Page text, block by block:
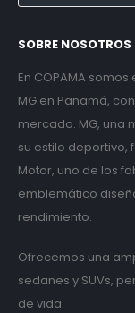
SOBRE NOSOTROS
En COPAMA
MG en Panamá,
mercado. MG, una
su estilo deportivo,
Motor, uno de los
emblemático
rendimiento.
Ofrecemos una
sedanes y SUVs,
de vida.